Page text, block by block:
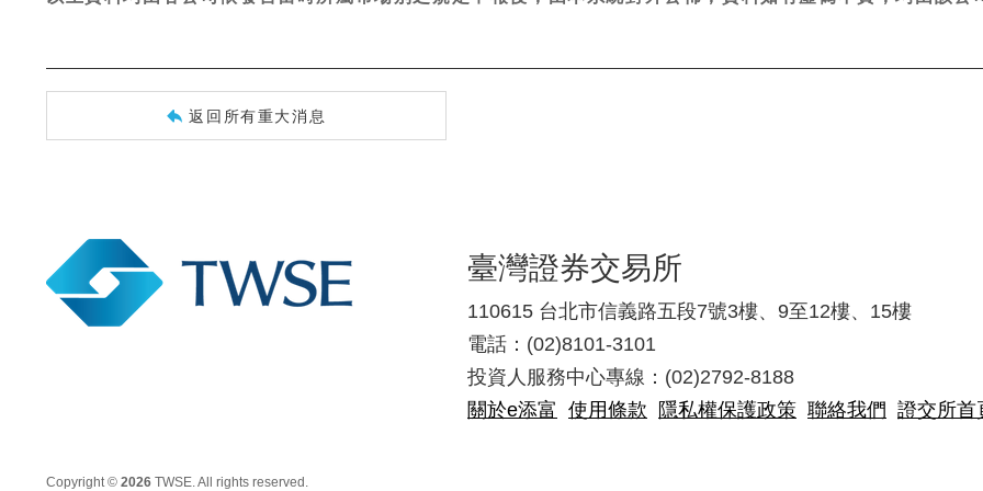
返回所有重大消息
臺灣證券交易所
110615 台北市信義路五段7號3樓、9至12樓、15樓
電話：(02)8101-3101
投資人服務中心專線：(02)2792-8188
關於e添富 使用條款 隱私權保護政策 聯絡我們 證交所首
Copyright © 2026 TWSE. All rights reserved.